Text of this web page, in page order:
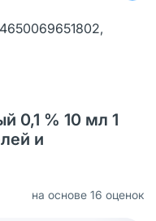
0,1 % 10 мл 1
и
на основе 16 оценок